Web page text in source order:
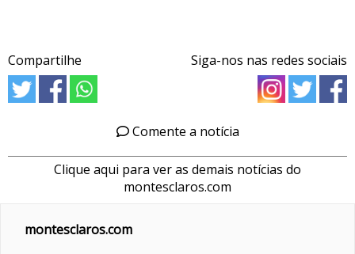
Compartilhe Siga-nos nas redes sociais
Comente a notícia
Clique aqui para ver as demais notícias do
montesclaros.com
montesclaros.com